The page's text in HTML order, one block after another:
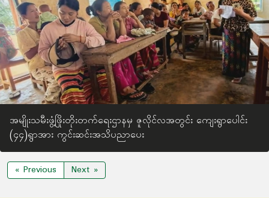
အမျိုးသမီးဖွံ့ဖြိုးတိုးတက်ရေးဌာနမှ ဇူလိုင်လအတွင်း ကျေးရွာပေါင်း
(၄၄)ရွာအား ကွင်းဆင်းအသိပညာပေး
« Previous Next »